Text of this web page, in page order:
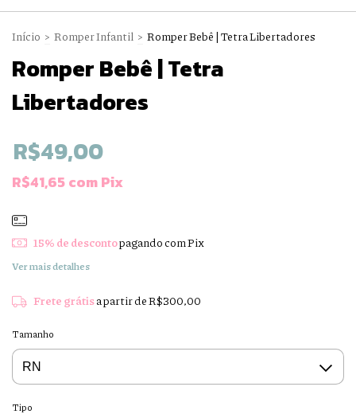
Início > Romper Infantil > Romper Bebê | Tetra Libertadores
Romper Bebê | Tetra
Libertadores
R$49,00
R$41,65comPix
15% de descontopagando com Pix
Ver mais detalhes
Frete grátisa partir deR$300,00
Tamanho
Tipo